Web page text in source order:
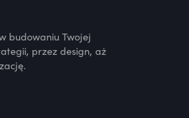
budowaniu Twojej
przez design, aż